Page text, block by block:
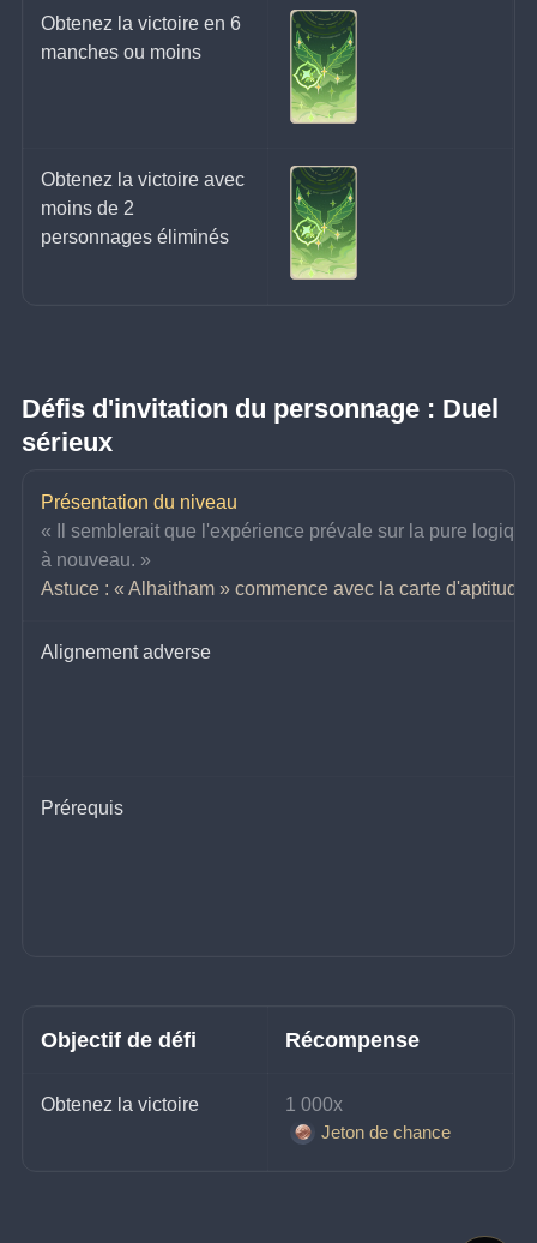
Obtenez la victoire en 6
manches ou moins
Obtenez la victoire avec
moins de 2
personnages éliminés
Défis d'invitation du personnage : Duel
sérieux
Présentation du niveau
« Il semblerait que l'expérience prévale sur la pure
à nouveau. »
Astuce : « Alhaitham » commence avec la carte
Alignement adverse
Prérequis
Objectif de défi Récompense
Obtenez la victoire
1 000x
Jeton de chance